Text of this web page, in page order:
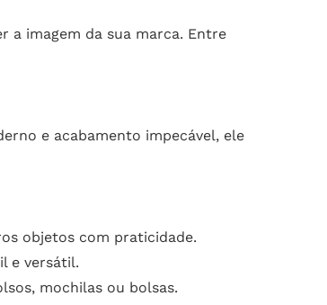
a imagem da sua marca. Entre
e acabamento impecável, ele
objetos com praticidade.
e versátil.
mochilas ou bolsas.